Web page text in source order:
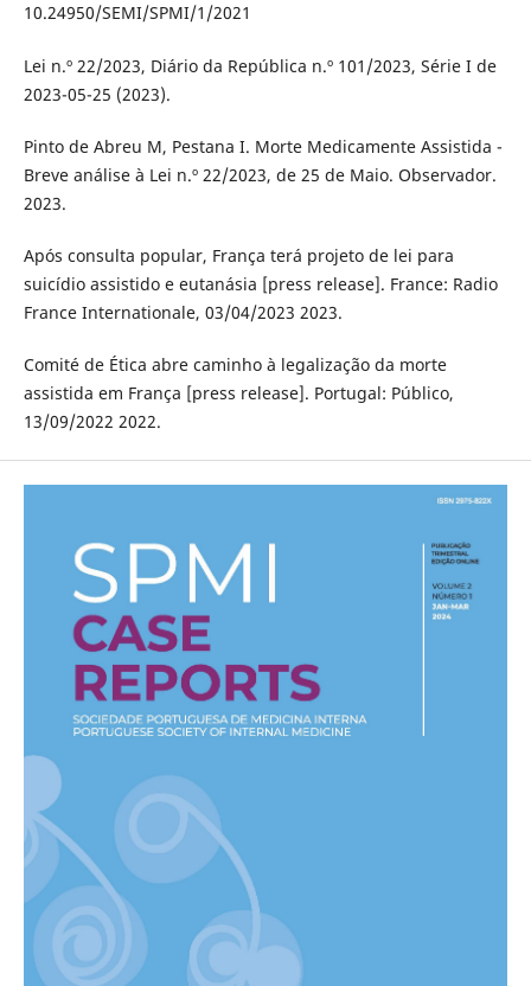
10.24950/SEMI/SPMI/1/2021
Lei n.º 22/2023, Diário da República n.º 101/2023, Série I de
2023-05-25 (2023).
Pinto de Abreu M, Pestana I. Morte Medicamente Assistida -
Breve análise à Lei n.º 22/2023, de 25 de Maio. Observador.
2023.
Após consulta popular, França terá projeto de lei para
suicídio assistido e eutanásia [press release]. France: Radio
France Internationale, 03/04/2023 2023.
Comité de Ética abre caminho à legalização da morte
assistida em França [press release]. Portugal: Público,
13/09/2022 2022.